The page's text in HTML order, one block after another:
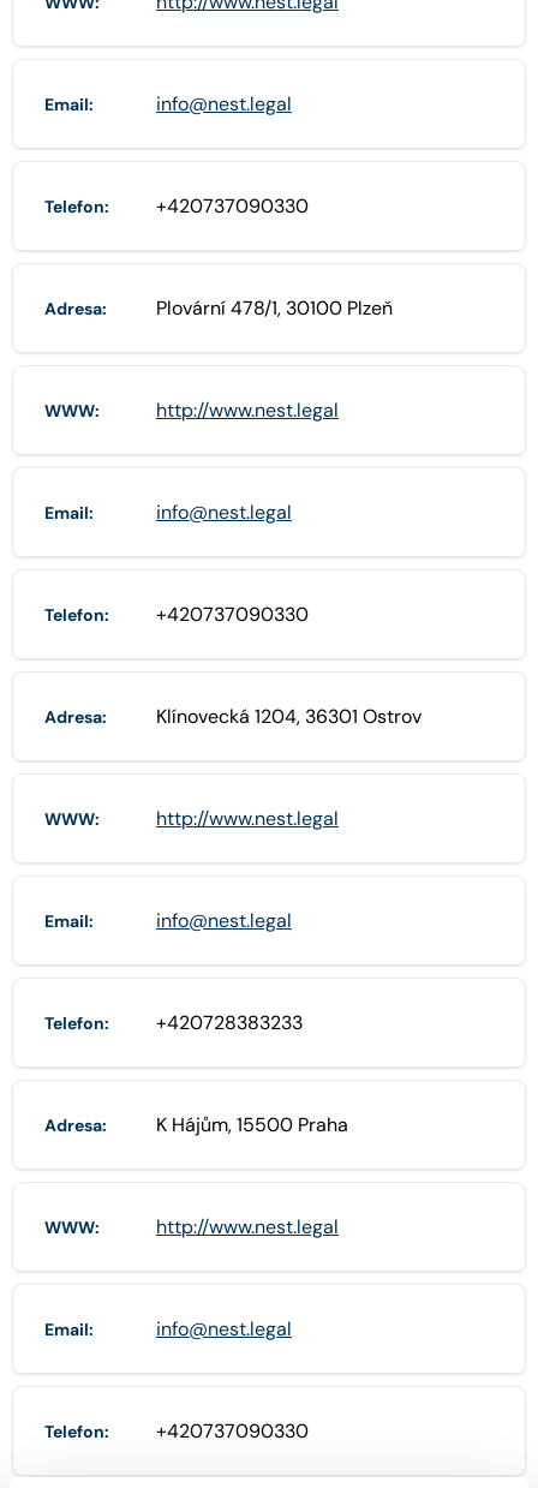
Email: info@nest.legal
Telefon: +420737090330
Adresa: Plovární 478/1, 30100 Plzeň
WWW: http://www.nest.legal
Email: info@nest.legal
Telefon: +420737090330
Adresa: Klínovecká 1204, 36301 Ostrov
WWW: http://www.nest.legal
Email: info@nest.legal
Telefon: +420728383233
Adresa: K Hájům, 15500 Praha
WWW: http://www.nest.legal
Email: info@nest.legal
Telefon: +420737090330